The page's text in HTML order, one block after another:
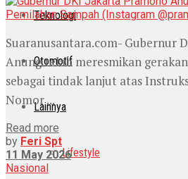
Teknologi
Otomotif
Lainnya
Lifestyle
Suaranusantara.com- Gubernur
Anung telah meresmikan
sebagai tindak lanjut atas
Nomor ...
Read more
by Feri Spt
11 May 2026
Nasional